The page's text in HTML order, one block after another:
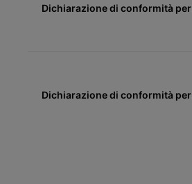
Dichiarazione di conformità per
Dichiarazione di conformità per